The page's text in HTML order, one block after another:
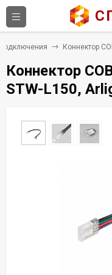
Коннектор
Коннектор
STW-L150,